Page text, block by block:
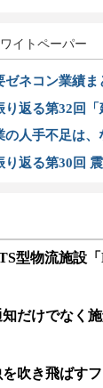
イトペーパー
ゼネコン業績
り返る第32回「
の人手不足は
り返る第30回
型物流施設
知だけでなく
を吹き飛ばす